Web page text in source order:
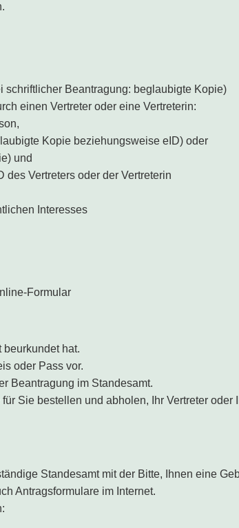
schriftlicher Beantragung: beglaubigte Kopie)
einen Vertreter oder eine Vertreterin:
Kopie beziehungsweise eID) oder
und
Vertreters oder der Vertreterin
Interesses
Formular
beurkundet hat.
oder Pass vor.
Beantragung im Standesamt.
Sie bestellen und abholen, Ihr Vertreter
Standesamt mit der Bitte, Ihnen eine
Antragsformulare im Internet.